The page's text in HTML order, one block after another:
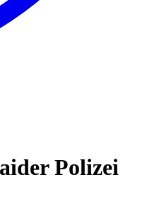
Polizei